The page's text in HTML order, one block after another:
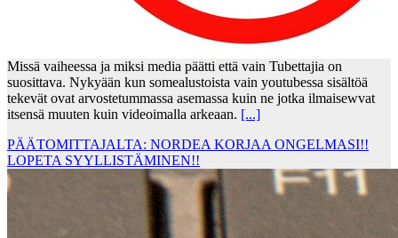
Missä vaiheessa ja miksi media päätti että vain Tubettajia on
suosittava. Nykyään kun somealustoista vain youtubessa sisältöä
tekevät ovat arvostetummassa asemassa kuin ne jotka ilmaisewvat
itsensä muuten kuin videoimalla arkeaan. [...]
PÄÄTOMITTAJALTA: NORDEA KORJAA ONGELMASI!!
LOPETA SYYLLISTÄMINEN!!